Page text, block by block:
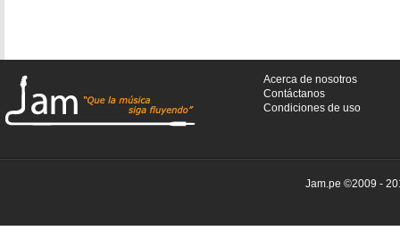
Acerca de nosotros
Contáctanos
Condiciones de uso
Jam.pe ©2009 -